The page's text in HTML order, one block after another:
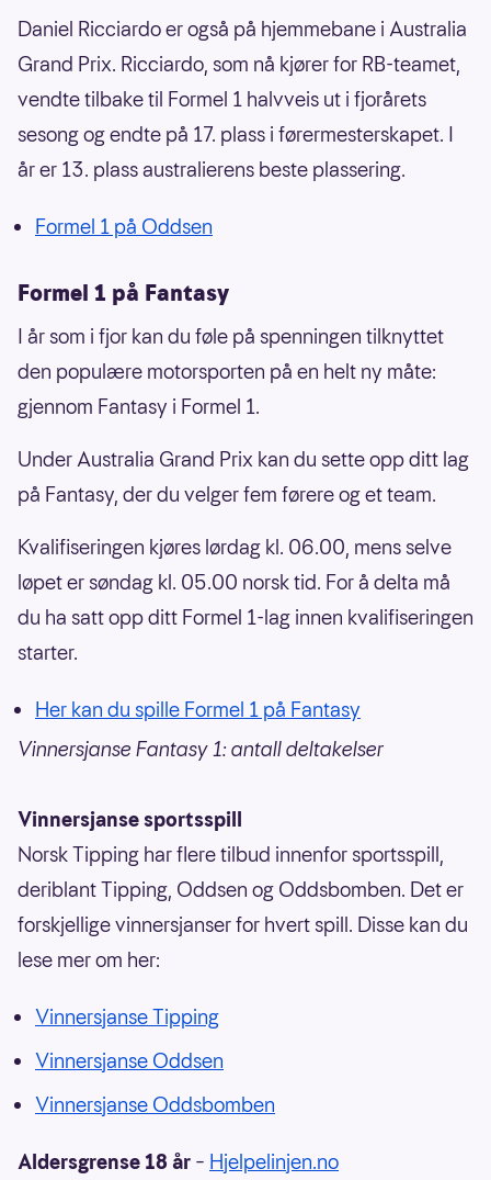
Daniel Ricciardo er også på hjemmebane i Australia
Grand Prix. Ricciardo, som nå kjører for RB-teamet,
vendte tilbake til Formel 1 halvveis ut i fjorårets
sesong og endte på 17. plass i førermesterskapet. I
år er 13. plass australierens beste plassering.
Formel 1 på Oddsen
Formel 1 på Fantasy
I år som i fjor kan du føle på spenningen tilknyttet
den populære motorsporten på en helt ny måte:
gjennom Fantasy i Formel 1.
Under Australia Grand Prix kan du sette opp ditt lag
på Fantasy, der du velger fem førere og et team.
Kvalifiseringen kjøres lørdag kl. 06.00, mens selve
løpet er søndag kl. 05.00 norsk tid. For å delta må
du ha satt opp ditt Formel 1-lag innen kvalifiseringen
starter.
Her kan du spille Formel 1 på Fantasy
Vinnersjanse Fantasy 1: antall deltakelser
Vinnersjanse sportsspill
Norsk Tipping har flere tilbud innenfor sportsspill,
deriblant Tipping, Oddsen og Oddsbomben. Det er
forskjellige vinnersjanser for hvert spill. Disse kan du
lese mer om her:
Vinnersjanse Tipping
Vinnersjanse Oddsen
Vinnersjanse Oddsbomben
Aldersgrense 18 år – Hjelpelinjen.no